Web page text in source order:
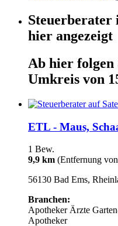
Steuerberater
hier angezeigt
Ab hier folgen
Umkreis von
ETL - Maus,
1 Bew.
9,9 km (Entfernung
56130 Bad Ems,
Branchen:
Apotheker Ärzte
Apotheker